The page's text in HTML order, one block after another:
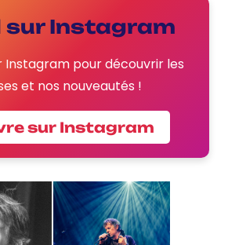
sur Instagram
Instagram pour découvrir les
et nos nouveautés !
sur Instagram